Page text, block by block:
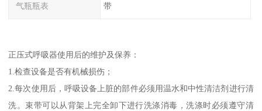
气瓶瓶表 带
正压式呼吸器使用后的维护及保养：
1.检查设备是否有机械损伤；
2.每次使用后，呼吸设备上脏的部件必须用温水和中性清洁剂进行清
洗。束带可以从背架上完全卸下进行洗涤消毒，洗涤时必须遵守清